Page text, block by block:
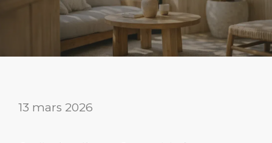
13 mars 2026